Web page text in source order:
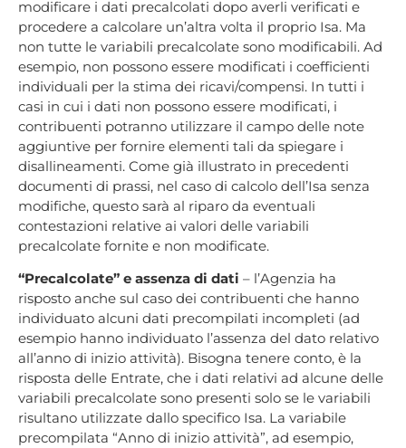
modificare i dati precalcolati dopo averli verificati e
procedere a calcolare un’altra volta il proprio Isa. Ma
non tutte le variabili precalcolate sono modificabili. Ad
esempio, non possono essere modificati i coefficienti
individuali per la stima dei ricavi/compensi. In tutti i
casi in cui i dati non possono essere modificati, i
contribuenti potranno utilizzare il campo delle note
aggiuntive per fornire elementi tali da spiegare i
disallineamenti. Come già illustrato in precedenti
documenti di prassi, nel caso di calcolo dell’Isa senza
modifiche, questo sarà al riparo da eventuali
contestazioni relative ai valori delle variabili
precalcolate fornite e non modificate.
“Precalcolate” e assenza di dati – l’Agenzia ha
risposto anche sul caso dei contribuenti che hanno
individuato alcuni dati precompilati incompleti (ad
esempio hanno individuato l’assenza del dato relativo
all’anno di inizio attività). Bisogna tenere conto, è la
risposta delle Entrate, che i dati relativi ad alcune delle
variabili precalcolate sono presenti solo se le variabili
risultano utilizzate dallo specifico Isa. La variabile
precompilata “Anno di inizio attività”, ad esempio,